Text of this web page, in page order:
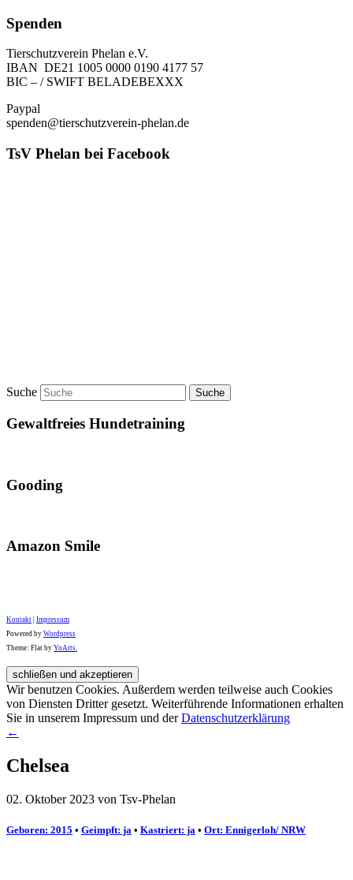
Spenden
Tierschutzverein Phelan e.V.
IBAN DE21 1005 0000 0190 4177 57
BIC – / SWIFT BELADEBEXXX
Paypal
spenden@tierschutzverein-phelan.de
TsV Phelan bei Facebook
Suche
Gewaltfreies Hundetraining
Gooding
Amazon Smile
Kontakt Impressum
Powered by Wordpress
Theme: Flat by YoArts.
Wir benutzen Cookies. Außerdem werden teilweise auch Cookies
von Diensten Dritter gesetzt. Weiterführende Informationen erhalten
Sie in unserem Impressum und derDatenschutzerklärung
←
Chelsea
02. Oktober 2023 von Tsv-Phelan
Geboren: 2015 • Geimpft: ja • Kastriert: ja • Ort: Ennigerloh/ NRW